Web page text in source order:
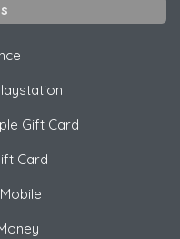
Gift Card
Card